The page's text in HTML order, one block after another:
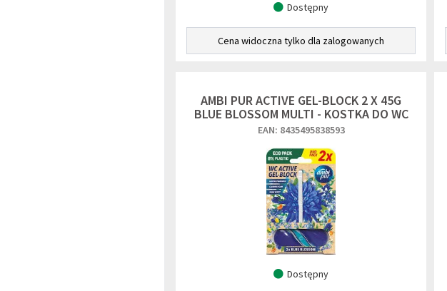
Dostępny
Cena widoczna tylko dla zalogowanych
AMBI PUR ACTIVE GEL-BLOCK 2 X 45G
BLUE BLOSSOM MULTI - KOSTKA DO WC
EAN: 8435495838593
Dostępny